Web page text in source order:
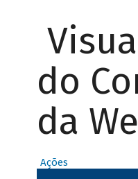
do
da
Ações